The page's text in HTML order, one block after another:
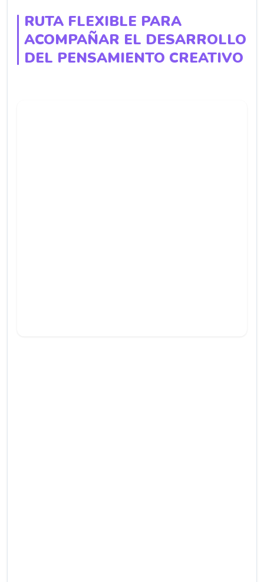
RUTA FLEXIBLE PARA
ACOMPAÑAR EL DESARROLLO
DEL PENSAMIENTO CREATIVO